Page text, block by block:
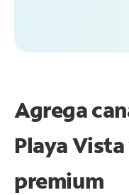
Agrega
Playa
premium